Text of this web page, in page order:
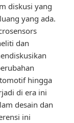
diskusi yang
yang ada.
dan
hingga
di era ini
desain dan
ini